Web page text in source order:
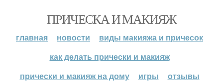
ПРИЧЕСКА И МАКИЯЖ
главная новости
виды макияжа и причесок
как делать прически и макияж
прически и макияж на дому
игры отзывы